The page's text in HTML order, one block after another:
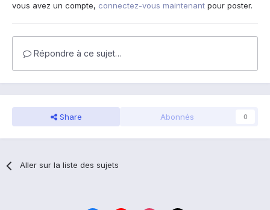
vous avez un compte, connectez-vous maintenant pour poster.
Répondre à ce sujet…
Share Abonnés 0
Aller sur la liste des sujets